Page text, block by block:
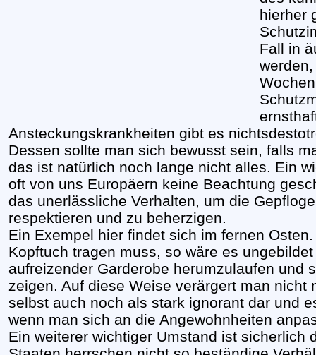
hierher
Fall in
Ansteckungskrankheiten gibt es
Dessen sollte man sich bewusst sein, falls
das ist natürlich noch lange nicht alles. Ein
oft von uns Europäern keine Beachtung
das unerlässliche Verhalten, um die
respektieren und zu beherzigen.
Ein Exempel hier findet sich im fernen
Kopftuch tragen muss, so wäre es
aufreizender Garderobe herumzulaufen und
zeigen. Auf diese Weise verärgert man nicht
selbst auch noch als stark ignorant dar und
wenn man sich an die Angewohnheiten
Ein weiterer wichtiger Umstand ist sicherlich